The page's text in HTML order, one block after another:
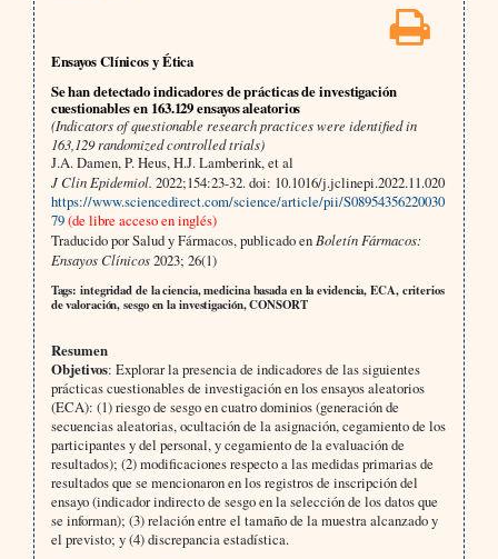
Ensayos Clínicos y Ética
Se han detectado indicadores de prácticas de investigación
cuestionables en 163.129 ensayos aleatorios
(Indicators of questionable research practices were identified in
163,129 randomized controlled trials)
J.A. Damen, P. Heus, H.J. Lamberink, et al
J Clin Epidemiol. 2022;154:23-32. doi: 10.1016/j.jclinepi.2022.11.020
https://www.sciencedirect.com/science/article/pii/S08954356220030
79(de libre acceso en inglés)
Traducido por Salud y Fármacos, publicado en Boletín Fármacos:
Ensayos Clínicos2023; 26(1)
Tags: integridad de la ciencia, medicina basada en la evidencia, ECA, criterios
de valoración, sesgo en la investigación, CONSORT
Resumen
Objetivos: Explorar la presencia de indicadores de las siguientes
prácticas cuestionables de investigación en los ensayos aleatorios
(ECA): (1) riesgo de sesgo en cuatro dominios (generación de
secuencias aleatorias, ocultación de la asignación, cegamiento de los
participantes y del personal, y cegamiento de la evaluación de
resultados); (2) modificaciones respecto a las medidas primarias de
resultados que se mencionaron en los registros de inscripción del
ensayo (indicador indirecto de sesgo en la selección de los datos que
se informan); (3) relación entre el tamaño de la muestra alcanzado y
el previsto; y (4) discrepancia estadística.